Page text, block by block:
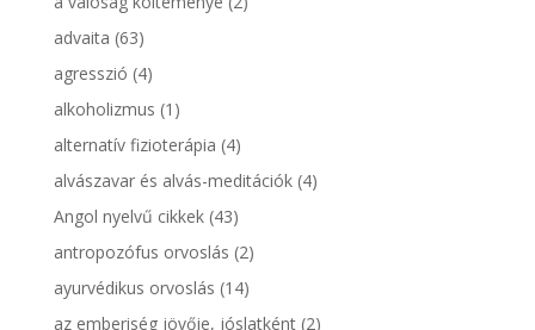
advaita (63)
agresszió (4)
alkoholizmus (1)
alternatív fizioterápia (4)
alvászavar és alvás-meditációk(4)
Angol nyelvű cikkek(43)
antropozófus orvoslás (2)
ayurvédikus orvoslás (14)
az emberiség jövője, jóslatként(2)